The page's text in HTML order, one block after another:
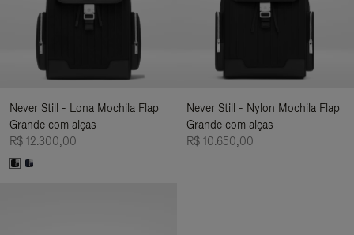
Never Still - Lona Mochila Flap
Grande com alças
R$ 12.300,00
Never Still - Nylon Mochila Flap
Grande com alças
R$ 10.650,00